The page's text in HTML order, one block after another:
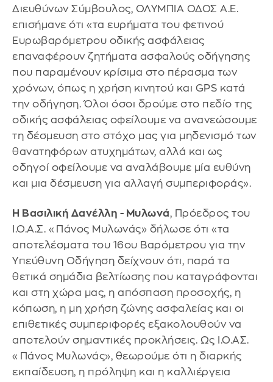
Διευθύνων Σύμβουλος, ΟΛΥΜΠΙΑ ΟΔΟΣ Α.Ε.
επισήμανε ότι «τα ευρήματα του φετινού
Ευρωβαρόμετρου οδικής ασφάλειας
επαναφέρουν ζητήματα ασφαλούς οδήγησης
που παραμένουν κρίσιμα στο πέρασμα των
χρόνων, όπως η χρήση κινητού και GPS κατά
την οδήγηση. Όλοι όσοι δρούμε στο πεδίο της
οδικής ασφάλειας οφείλουμε να ανανεώσουμε
τη δέσμευση στο στόχο μας για μηδενισμό των
θανατηφόρων ατυχημάτων, αλλά και ως
οδηγοί οφείλουμε να αναλάβουμε μία ευθύνη
και μια δέσμευση για αλλαγή συμπεριφοράς».
Η Βασιλική Δανέλλη - Μυλωνά, Πρόεδρος του
Ι.Ο.Α.Σ. «Πάνος Μυλωνάς» δήλωσε ότι «τα
αποτελέσματα του 16ου Βαρόμετρου για την
Υπεύθυνη Οδήγηση δείχνουν ότι, παρά τα
θετικά σημάδια βελτίωσης που καταγράφονται
και στη χώρα μας, η απόσπαση προσοχής, η
κόπωση, η μη χρήση ζώνης ασφαλείας και οι
επιθετικές συμπεριφορές εξακολουθούν να
αποτελούν σημαντικές προκλήσεις. Ως Ι.Ο.ΑΣ.
«Πάνος Μυλωνάς», θεωρούμε ότι η διαρκής
εκπαίδευση, η πρόληψη και η καλλιέργεια